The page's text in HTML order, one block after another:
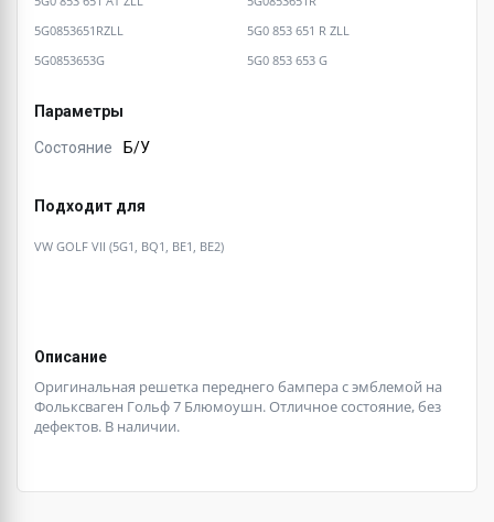
5G0853651RZLL
5G0 853 651 R ZLL
5G0853653G
5G0 853 653 G
Параметры
Состояние Б/У
Подходит для
VW GOLF VII (5G1, BQ1, BE1, BE2)
Описание
Оригинальная решетка переднего бампера с эмблемой на
Фольксваген Гольф 7 Блюмоушн. Отличное состояние, без
дефектов. В наличии.